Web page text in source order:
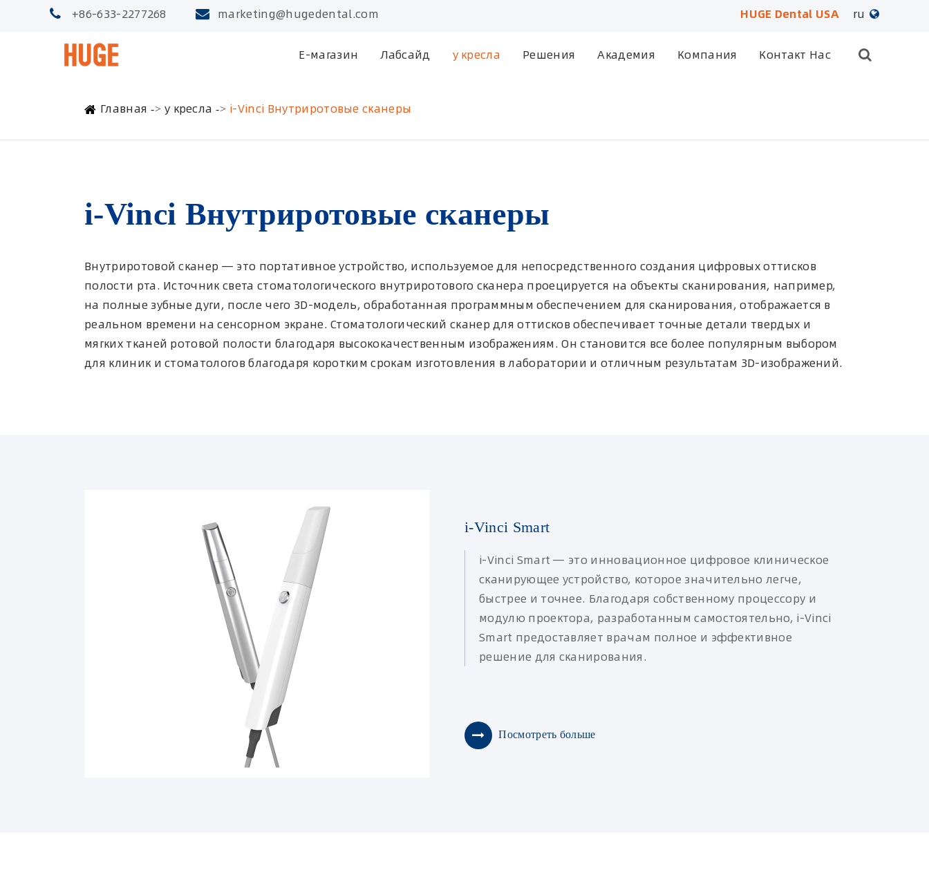
+86-633-2277268 marketing@hugedental.com HUGE Dental USA
ru
العربية
E-магазин Лабсайд у кресла Решения Академия Компания Контакт Нас
Главная у кресла i-Vinci Внутриротовые сканеры
i-Vinci Внутриротовые сканеры
Внутриротовой сканер — это портативное устройство, используемое для непосредственного создания цифровых оттисков
полости рта. Источник света стоматологического внутриротового сканера проецируется на объекты сканирования, например,
на полные зубные дуги, после чего 3D-модель, обработанная программным обеспечением для сканирования, отображается в
реальном времени на сенсорном экране. Стоматологический сканер для оттисков обеспечивает точные детали твердых и
мягких тканей ротовой полости благодаря высококачественным изображениям. Он становится все более популярным выбором
для клиник и стоматологов благодаря коротким срокам изготовления в лаборатории и отличным результатам 3D-изображений.
i-Vinci Smart
i-Vinci Smart — это инновационное цифровое клиническое
сканирующее устройство, которое значительно легче,
быстрее и точнее. Благодаря собственному процессору и
модулю проектора, разработанным самостоятельно, i-Vinci
Smart предоставляет врачам полное и эффективное
решение для сканирования.
Посмотреть больше